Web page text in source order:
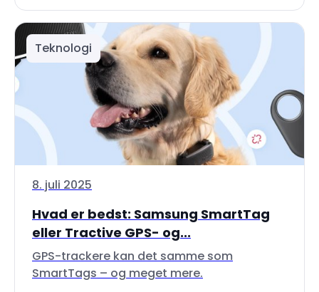
Teknologi
8. juli 2025
Hvad er bedst: Samsung SmartTag
eller Tractive GPS- og...
GPS-trackere kan det samme som
SmartTags – og meget mere.